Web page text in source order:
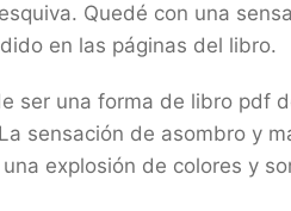
Quedé con una
en las páginas del libro.
ser una forma de libro pdf
sensación de asombro y
explosión de colores y